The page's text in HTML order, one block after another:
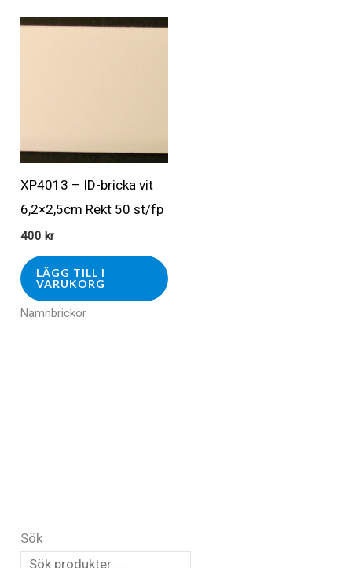
XP4013 – ID-bricka vit
6,2×2,5cm Rekt 50 st/fp
400 kr
LÄGG TILL I
VARUKORG
Namnbrickor
Sök